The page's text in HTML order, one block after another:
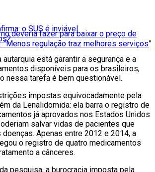
o SUS é inviável
deveria fazer para baixar o preço de
“Menos regulação traz melhores serviços”
está garantir a segurança e a
disponíveis para os brasileiros,
nessa tarefa é bem questionável.
impostas equivocadamente pela
da Lenalidomida: ela barra o registro de
já aprovados nos Estados Unidos
salvar vidas de pacientes que
Apenas entre 2012 e 2014, a
o registro de quatro medicamentos
a cânceres.
pesquisa, a burocracia imposta pela